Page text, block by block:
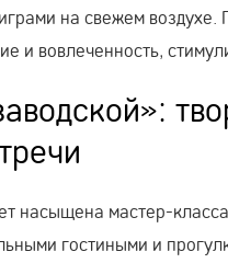
на свежем
и вовлеченность,
насыщена мастер-
гостиными и